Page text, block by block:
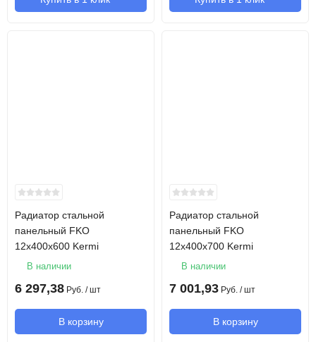
Радиатор стальной
панельный FKO
12х400х600 Kermi
В наличии
6 297,38 Руб. / шт
В корзину
Радиатор стальной
панельный FKO
12х400х700 Kermi
В наличии
7 001,93 Руб. / шт
В корзину